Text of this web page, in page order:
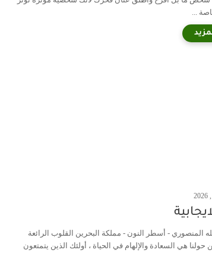
...
المنصوري - أسطر النون - مملكة البحرين القلوب الرائعة
من حولنا هي السعادة والإلهام في الحياة ، أولئك الذين يتمتعون